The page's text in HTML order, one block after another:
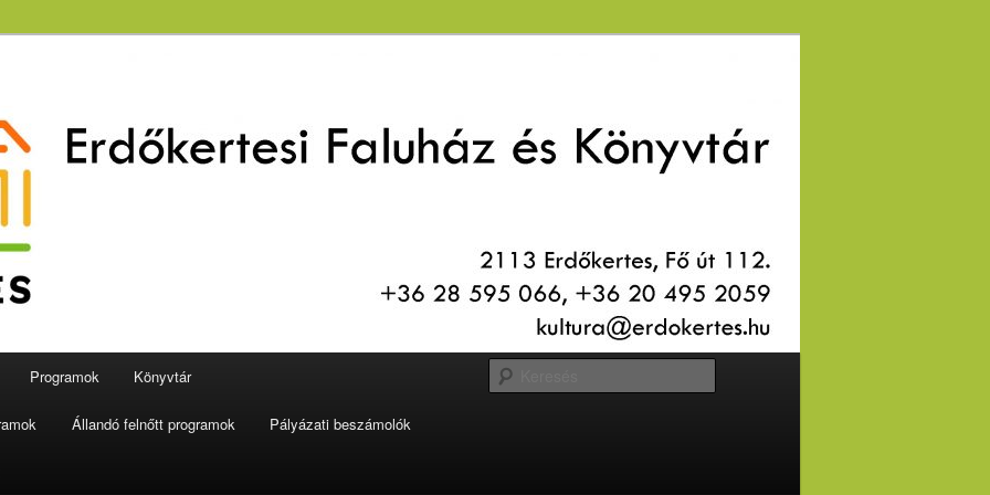
és Könyvtár
Programok Könyvtár
Állandó felnőtt programok Pályázati beszámolók